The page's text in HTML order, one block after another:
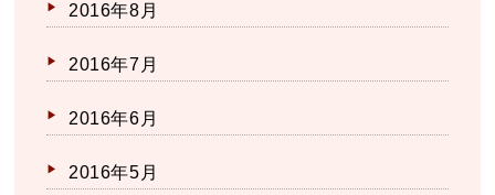
2016年8月
2016年7月
2016年6月
2016年5月